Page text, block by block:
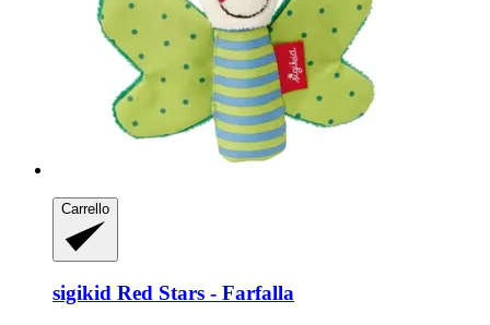
Carrello
sigikid Red Stars -​ Farfalla